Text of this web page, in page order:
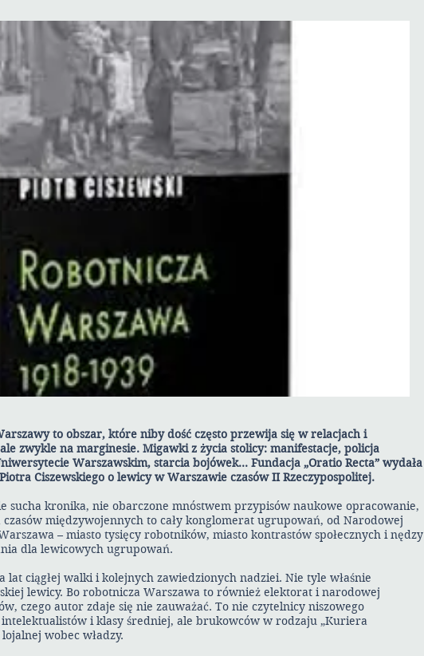
to obszar, które niby dość często przewija się w relacjach i
zwykle na marginesie. Migawki z życia stolicy: manifestacje, policja
Warszawskim, starcia bojówek… Fundacja „Oratio Recta” wydała
Ciszewskiego o lewicy w Warszawie czasów II Rzeczypospolitej.
sucha kronika, nie obarczone mnóstwem przypisów naukowe opracowanie,
międzywojennych to cały konglomerat ugrupowań, od Narodowej
– miasto tysięcy robotników, miasto kontrastów społecznych i nędzy
dla lewicowych ugrupowań.
lat ciągłej walki i kolejnych zawiedzionych nadziei. Nie tyle właśnie
lewicy. Bo robotnicza Warszawa to również elektorat i narodowej
czego autor zdaje się nie zauważać. To nie czytelnicy niszowego
intelektualistów i klasy średniej, ale brukowców w rodzaju „Kuriera
wobec władzy.